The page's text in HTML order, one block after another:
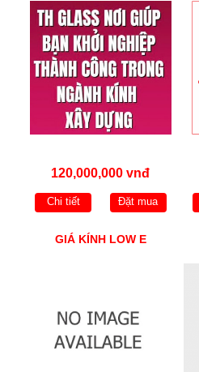
120,000,000 vnđ
Chi tiết Đặt mua
GIÁ KÍNH LOW E